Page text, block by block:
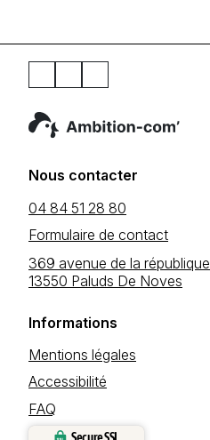
Nous contacter
04 84 51 28 80
Formulaire de contact
369 avenue de la république
13550 Paluds De Noves
Informations
Mentions légales
Accessibilité
FAQ